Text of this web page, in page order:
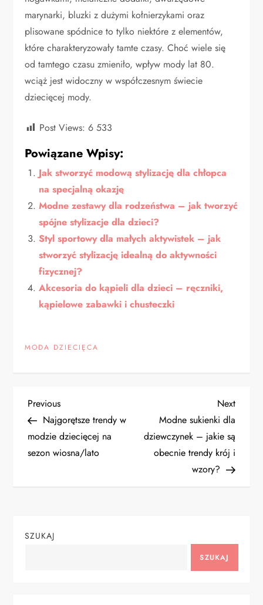
marynarki, bluzki z dużymi kołnierzykami oraz
plisowane spódnice to tylko niektóre z elementów,
które charakteryzowały tamte czasy. Choć wiele się
od tamtego czasu zmieniło, wpływ mody lat 80.
wciąż jest widoczny w współczesnym świecie
dziecięcej mody.
Post Views: 6 533
Powiązane Wpisy:
Jak stworzyć modową stylizację dla chłopca
na specjalną okazję
Modne zestawy dla rodzeństwa – jak tworzyć
spójne stylizacje dla dzieci?
Styl sportowy dla małych aktywistek – jak
stworzyć stylizację idealną do aktywności
fizycznej?
Akcesoria do kąpieli dla dzieci – ręczniki,
kąpielowe zabawki i chusteczki
MODA DZIECIĘCA
N
a
w
a
Previous
Post
Previous
Najgorętsze trendy w
modzie dziecięcej na
sezon wiosna/lato
Next
Post
Next
Modne sukienki dla
dziewczynek – jakie są
obecnie trendy krój i
wzory?
SZUKAJ
SZUKAJ